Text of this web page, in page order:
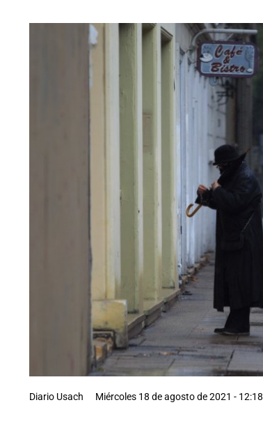
Diario Usach Miércoles 18 de agosto de 2021 - 12:18